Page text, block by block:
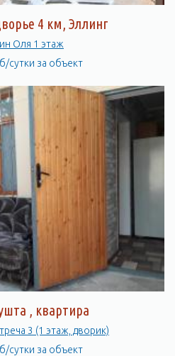
4 км, Эллинг
Оля 1 этаж
сутки за объект
, квартира
3 (1 этаж, дворик)
сутки за объект